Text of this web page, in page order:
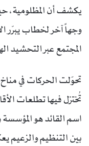
يكشف أن المظلومية،
وجهاً آخر لخطاب يبرّر
المجتمع عبر التحشيد
تحوّلت الحركات في
تُختزل فيها تطلعات
اسم القائد هو المؤسسة
بين التنظيم والزعيم